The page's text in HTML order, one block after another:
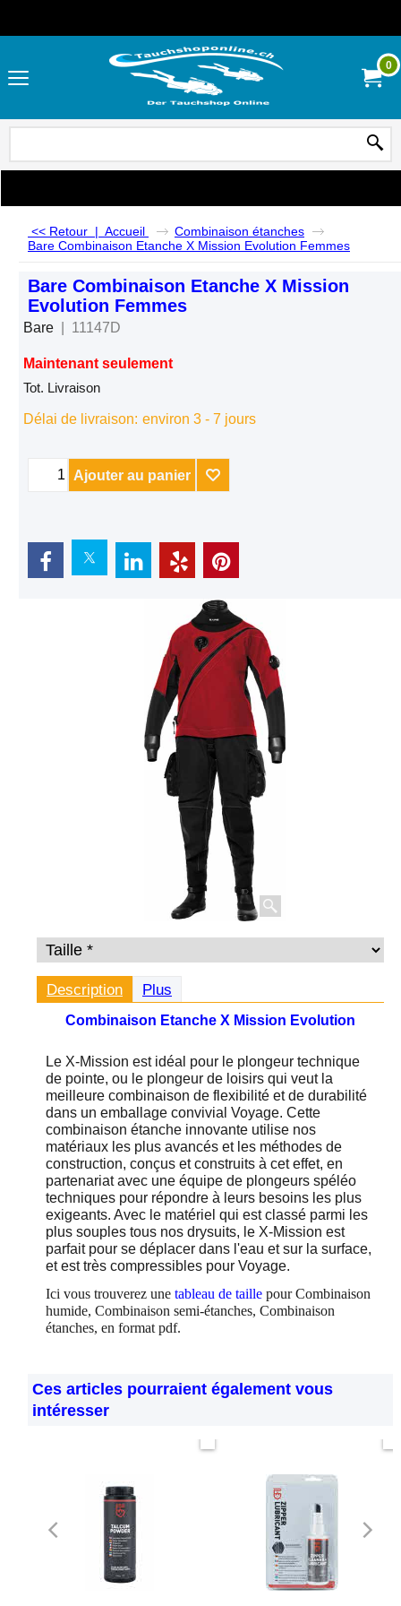
0
<< Retour | Accueil
Combinaison étanches
Bare Combinaison Etanche X Mission Evolution Femmes
Bare Combinaison Etanche X Mission
Evolution Femmes
Bare 11147D
Maintenant seulement
CHF2,590.00
Tot. Livraison
Description Plus
Le X-Mission est idéal pour le plongeur technique
de pointe, ou le plongeur de loisirs qui veut la
meilleure combinaison de flexibilité et de durabilité
dans un emballage convivial Voyage. Cette
combinaison étanche innovante utilise nos
matériaux les plus avancés et les méthodes de
construction, conçus et construits à cet effet, en
partenariat avec une équipe de plongeurs spéléo
techniques pour répondre à leurs besoins les plus
exigeants. Avec le matériel qui est classé parmi les
plus souples tous nos drysuits, le X-Mission est
parfait pour se déplacer dans l'eau et sur la surface,
et est très compressibles pour Voyage.
Ici vous trouverez unetableau de taillepour Combinaison
humide, Combinaison semi-étanches, Combinaison
Ces articles pourraient également vous
Maintenant seulement